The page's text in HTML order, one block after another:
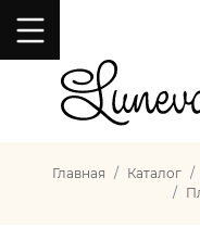
Главная Каталог